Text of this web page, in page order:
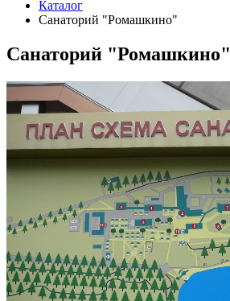
Каталог
Санаторий "Ромашкино"
Санаторий "Ромашкино"